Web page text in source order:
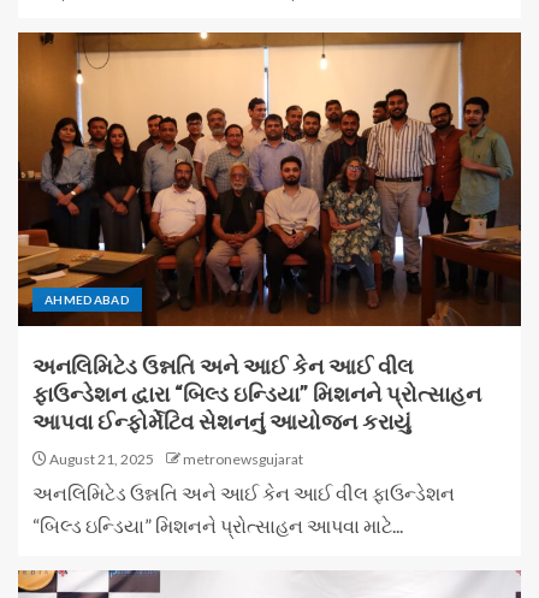
AHMEDABAD
અનલિમિટેડ ઉન્નતિ અને આઈ કેન આઈ વીલ
ફાઉન્ડેશન દ્વારા “બિલ્ડ ઇન્ડિયા” મિશનને પ્રોત્સાહન
આપવા ઈન્ફોર્મેટિવ સેશનનું આયોજન કરાયું
August 21, 2025 metronewsgujarat
અનલિમિટેડ ઉન્નતિ અને આઈ કેન આઈ વીલ ફાઉન્ડેશન
“બિલ્ડ ઇન્ડિયા” મિશનને પ્રોત્સાહન આપવા માટે...